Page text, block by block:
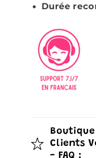
Durée
Clients
- FAQ :